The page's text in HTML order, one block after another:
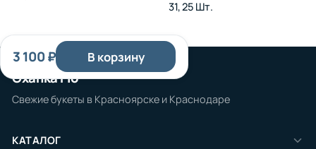
31, 25 Шт.
3 100 ₽ В корзину
Охапка Flo
Свежие букеты в Красноярске и Краснодаре
КАТАЛОГ